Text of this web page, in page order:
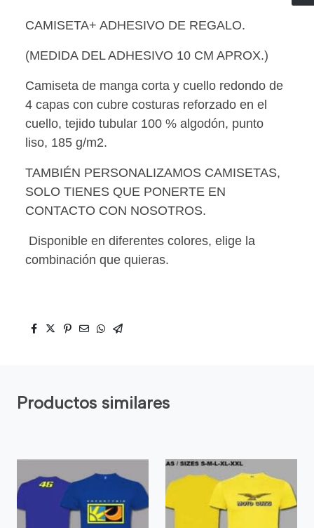
CAMISETA+ ADHESIVO DE REGALO.
(MEDIDA DEL ADHESIVO 10 CM APROX.)
Camiseta de manga corta y cuello redondo de
4 capas con cubre costuras reforzado en el
cuello, tejido tubular 100 % algodón, punto
liso, 185 g/m2.
TAMBIÉN PERSONALIZAMOS CAMISETAS,
SOLO TIENES QUE PONERTE EN
CONTACTO CON NOSOTROS.
Disponible en diferentes colores, elige la
combinación que quieras.
Productos similares